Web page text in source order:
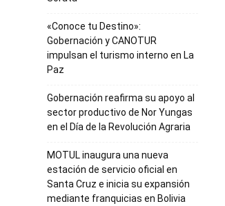
«Conoce tu Destino»:
Gobernación y CANOTUR
impulsan el turismo interno en La
Paz
Gobernación reafirma su apoyo al
sector productivo de Nor Yungas
en el Día de la Revolución Agraria
MOTUL inaugura una nueva
estación de servicio oficial en
Santa Cruz e inicia su expansión
mediante franquicias en Bolivia